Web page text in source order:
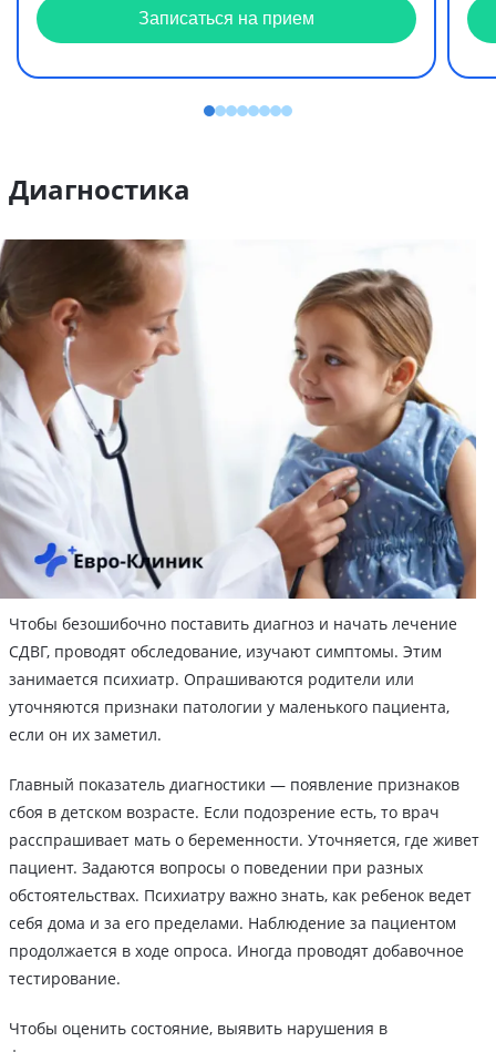
Записаться на прием
Диагностика
Чтобы безошибочно поставить диагноз и начать лечение
СДВГ, проводят обследование, изучают симптомы. Этим
занимается психиатр. Опрашиваются родители или
уточняются признаки патологии у маленького пациента,
если он их заметил.
Главный показатель диагностики — появление признаков
сбоя в детском возрасте. Если подозрение есть, то врач
расспрашивает мать о беременности. Уточняется, где живет
пациент. Задаются вопросы о поведении при разных
обстоятельствах. Психиатру важно знать, как ребенок ведет
себя дома и за его пределами. Наблюдение за пациентом
продолжается в ходе опроса. Иногда проводят добавочное
тестирование.
Чтобы оценить состояние, выявить нарушения в